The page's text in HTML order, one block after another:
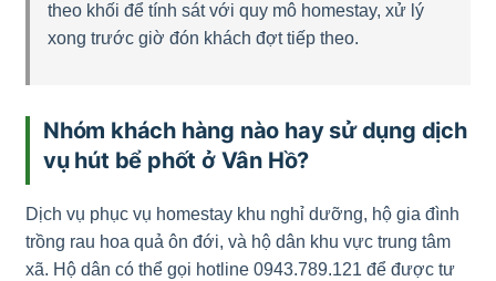
theo khối để tính sát với quy mô homestay, xử lý
xong trước giờ đón khách đợt tiếp theo.
Nhóm khách hàng nào hay sử dụng dịch
vụ hút bể phốt ở Vân Hồ?
Dịch vụ phục vụ homestay khu nghỉ dưỡng, hộ gia đình
trồng rau hoa quả ôn đới, và hộ dân khu vực trung tâm
xã. Hộ dân có thể gọi hotline 0943.789.121 để được tư